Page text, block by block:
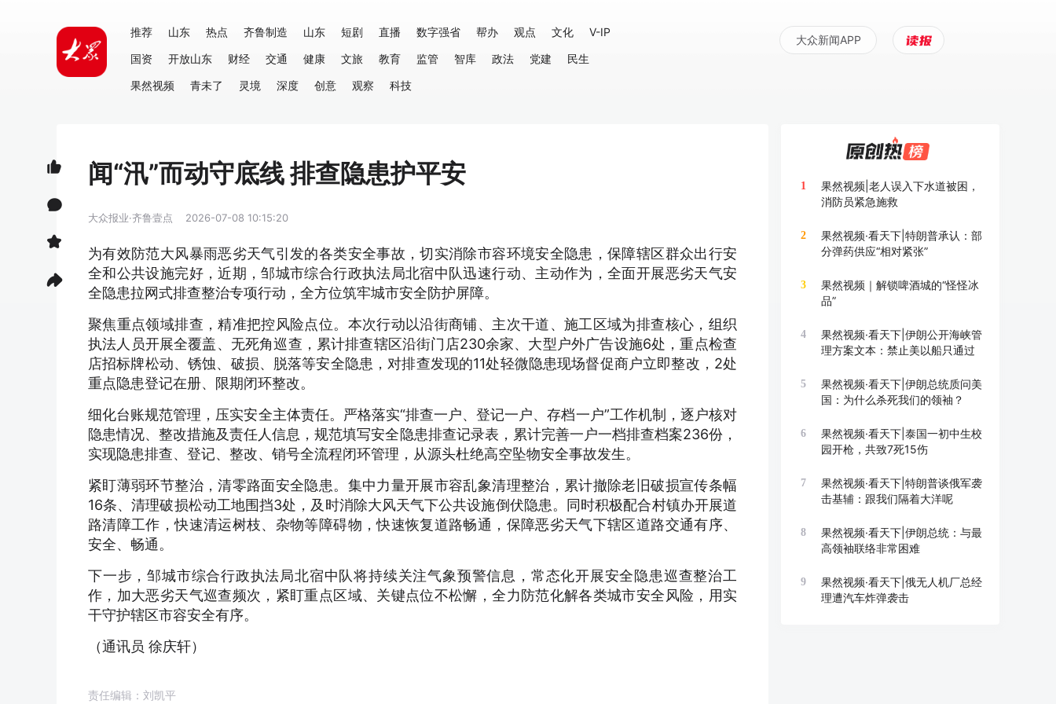
推荐 山东 热点 齐鲁制造 山东 短剧 直播 数字强省 帮办 观点 文化
V-IP
国资
开放山东 财经 交通 健康 文旅 教育 监管 智库 政法 党建
民生
果然视频
青未了 灵境 深度 创意 观察 科技
大众新闻APP
闻“汛”而动守底线 排查隐患护平安
大众报业·齐鲁壹点 2026-07-08 10:15:20
为有效防范大风暴雨恶劣天气引发的各类安全事故，切实消除市容环境安全隐患，保障辖区群众出行安
全和公共设施完好，近期，邹城市综合行政执法局北宿中队迅速行动、主动作为，全面开展恶劣天气安
全隐患拉网式排查整治专项行动，全方位筑牢城市安全防护屏障。
聚焦重点领域排查，精准把控风险点位。本次行动以沿街商铺、主次干道、施工区域为排查核心，组织
执法人员开展全覆盖、无死角巡查，累计排查辖区沿街门店230余家、大型户外广告设施6处，重点检查
店招标牌松动、锈蚀、破损、脱落等安全隐患，对排查发现的11处轻微隐患现场督促商户立即整改，2处
重点隐患登记在册、限期闭环整改。
细化台账规范管理，压实安全主体责任。严格落实“排查一户、登记一户、存档一户”工作机制，逐户核对
隐患情况、整改措施及责任人信息，规范填写安全隐患排查记录表，累计完善一户一档排查档案236份，
实现隐患排查、登记、整改、销号全流程闭环管理，从源头杜绝高空坠物安全事故发生。
紧盯薄弱环节整治，清零路面安全隐患。集中力量开展市容乱象清理整治，累计撤除老旧破损宣传条幅
16条、清理破损松动工地围挡3处，及时消除大风天气下公共设施倒伏隐患。同时积极配合村镇办开展道
路清障工作，快速清运树枝、杂物等障碍物，快速恢复道路畅通，保障恶劣天气下辖区道路交通有序、
安全、畅通。
下一步，邹城市综合行政执法局北宿中队将持续关注气象预警信息，常态化开展安全隐患巡查整治工
作，加大恶劣天气巡查频次，紧盯重点区域、关键点位不松懈，全力防范化解各类城市安全风险，用实
干守护辖区市容安全有序。
（通讯员 徐庆轩）
责任编辑：刘凯平
1
果然视频|老人误入下水道被困，
消防员紧急施救
2
果然视频·看天下|特朗普承认：部
分弹药供应“相对紧张”
3
果然视频｜解锁啤酒城的“怪怪冰
品”
4
果然视频·看天下|伊朗公开海峡管
理方案文本：禁止美以船只通过
5
果然视频·看天下|伊朗总统质问美
国：为什么杀死我们的领袖？
6
果然视频·看天下|泰国一初中生校
园开枪，共致7死15伤
7
果然视频·看天下|特朗普谈俄军袭
击基辅：跟我们隔着大洋呢
8
果然视频·看天下|伊朗总统：与最
高领袖联络非常困难
9
果然视频·看天下|俄无人机厂总经
理遭汽车炸弹袭击